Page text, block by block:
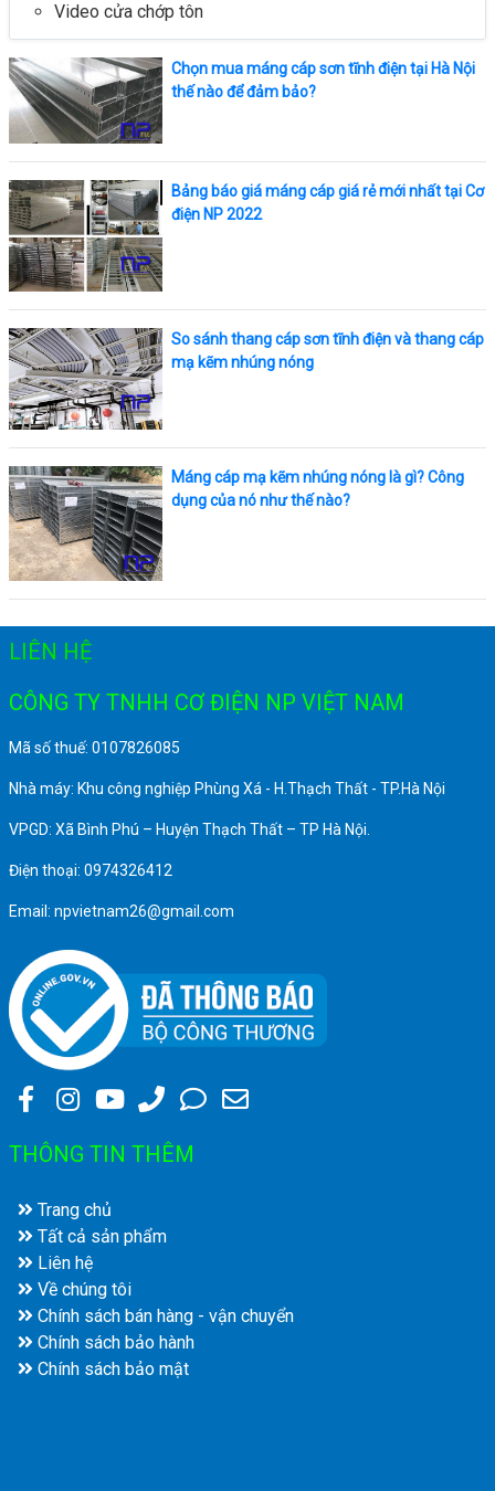
Video cửa chớp tôn
Chọn mua máng cáp sơn tĩnh điện tại Hà Nội
thế nào để đảm bảo?
Bảng báo giá máng cáp giá rẻ mới nhất tại Cơ
điện NP 2022
So sánh thang cáp sơn tĩnh điện và thang cáp
mạ kẽm nhúng nóng
Máng cáp mạ kẽm nhúng nóng là gì? Công
dụng của nó như thế nào?
LIÊN HỆ
CÔNG TY TNHH CƠ ĐIỆN NP VIỆT NAM
Mã số thuế: 0107826085
Nhà máy: Khu công nghiệp Phùng Xá - H.Thạch Thất - TP.Hà Nội
VPGD: Xã Bình Phú – Huyện Thạch Thất – TP Hà Nội.
Điện thoại: 0974326412
Email: npvietnam26@gmail.com
THÔNG TIN THÊM
Trang chủ
Tất cả sản phẩm
Liên hệ
Về chúng tôi
Chính sách bán hàng - vận chuyển
Chính sách bảo hành
Chính sách bảo mật